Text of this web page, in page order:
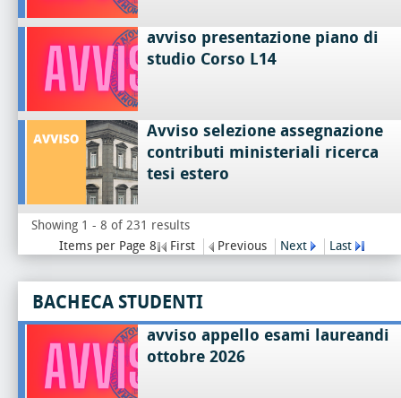
avviso presentazione piano di
studio Corso L14
Avviso selezione assegnazione
contributi ministeriali ricerca
tesi estero
Showing 1 - 8 of 231 results
Items per Page 8
First Previous Next Last
BACHECA STUDENTI
avviso appello esami laureandi
ottobre 2026